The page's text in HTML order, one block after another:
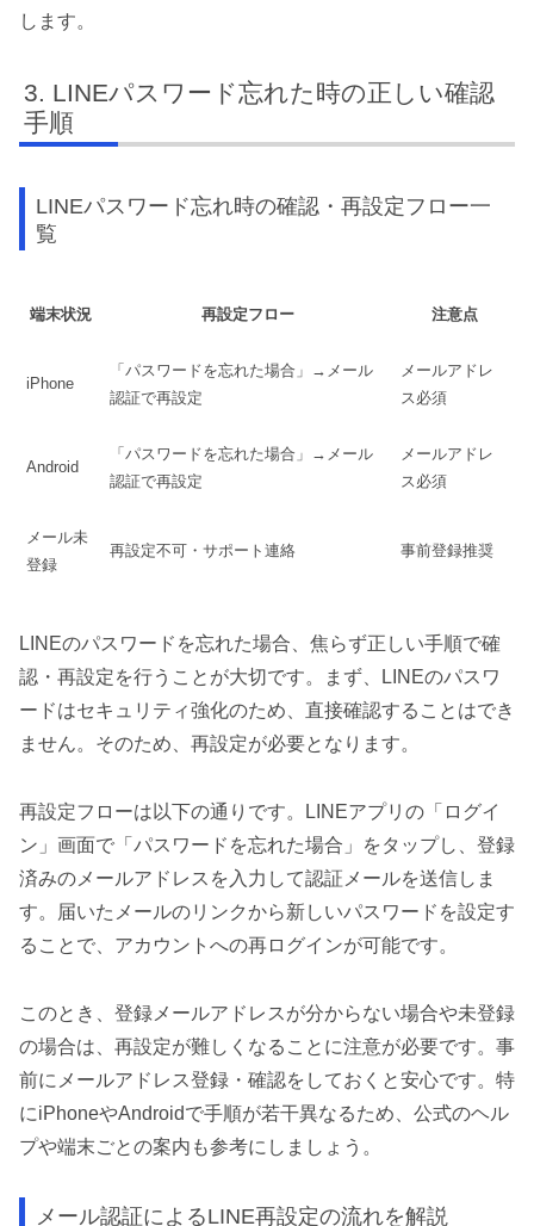
します。
LINEパスワード忘れた時の正しい確認
手順
LINEパスワード忘れ時の確認・再設定フロー一
覧
端末状況 再設定フロー 注意点
iPhone
「パスワードを忘れた場合」→メール
認証で再設定
メールアドレ
ス必須
Android
「パスワードを忘れた場合」→メール
認証で再設定
メールアドレ
ス必須
メール未
登録
再設定不可・サポート連絡 事前登録推奨
LINEのパスワードを忘れた場合、焦らず正しい手順で確
認・再設定を行うことが大切です。まず、LINEのパスワ
ードはセキュリティ強化のため、直接確認することはでき
ません。そのため、再設定が必要となります。
再設定フローは以下の通りです。LINEアプリの「ログイ
ン」画面で「パスワードを忘れた場合」をタップし、登録
済みのメールアドレスを入力して認証メールを送信しま
す。届いたメールのリンクから新しいパスワードを設定す
ることで、アカウントへの再ログインが可能です。
このとき、登録メールアドレスが分からない場合や未登録
の場合は、再設定が難しくなることに注意が必要です。事
前にメールアドレス登録・確認をしておくと安心です。特
にiPhoneやAndroidで手順が若干異なるため、公式のヘル
プや端末ごとの案内も参考にしましょう。
メール認証によるLINE再設定の流れを解説